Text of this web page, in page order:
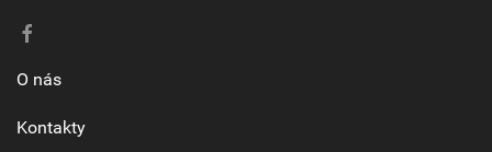
O nás
Kontakty